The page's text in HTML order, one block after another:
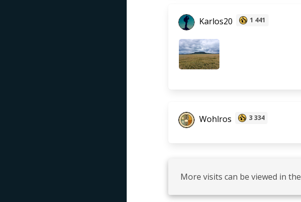
Karlos20 1 441
Wohlros 3 334
More visits can be viewed in the